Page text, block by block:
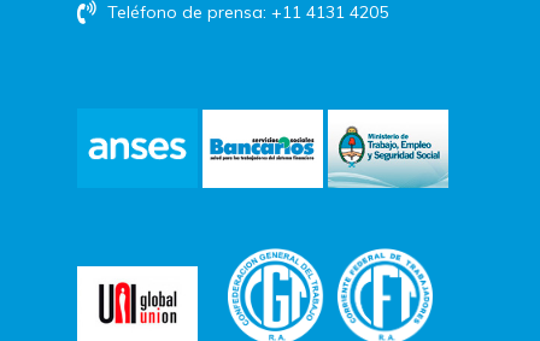
Teléfono de prensa: +11 4131 4205